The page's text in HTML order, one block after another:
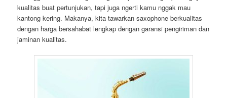
kualitas buat pertunjukan, tapi juga ngerti kamu nggak mau
kantong kering. Makanya, kita tawarkan saxophone berkualitas
dengan harga bersahabat lengkap dengan garansi pengiriman dan
jaminan kualitas.